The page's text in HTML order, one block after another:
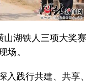
湖铁人三项大奖赛
场。
践行共建、共享、